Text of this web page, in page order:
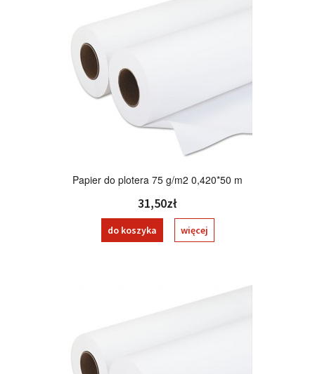
Papier do plotera 75 g/m2 0,420*50 m
31,50zł
do koszyka więcej